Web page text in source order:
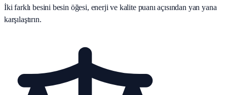
İki farklı besini besin öğesi, enerji ve kalite puanı açısından yan yana
karşılaştırın.